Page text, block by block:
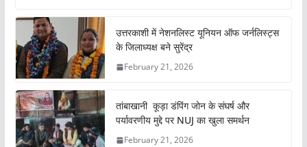
c
e
b
o
o
k
itt
er s
A
p
e
उत्तरकाशी में नेशनलिस्ट यूनियन ऑफ जर्नलिस्ट्स
के जिलाध्यक्ष बने सुरेंद्र
February 21, 2026
तांबाखानी कूड़ा डंपिंग जोन के संघर्ष और
पर्यावरणीय मुद्दे पर NUJ का खुला समर्थन
February 21, 2026